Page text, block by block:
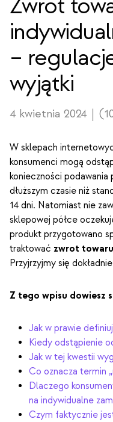
–
wyjątki
4 kwietnia 2024 (
W sklepach
konsumenci mogą
konieczności
dłuższym czasie niż
14 dni. Natomiast nie
sklepowej półce
produkt przygotowano
traktować zwrot
Przyjrzyjmy się
Z tego wpisu dowiesz
Jak w prawie
Kiedy odstąpienie
Jak w tej kwestii
Co oznacza termin
Dlaczego
na indywidualne
Czym faktycznie